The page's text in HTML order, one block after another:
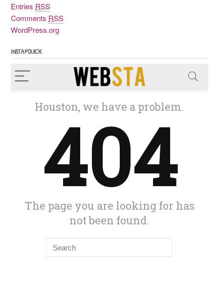
Entries RSS
Comments RSS
WordPress.org
INSTAPOUICK